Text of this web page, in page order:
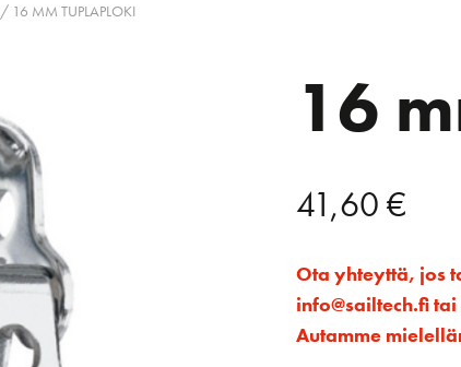
/ 16 MM TUPLAPLOKI
16
41,60€
Ota yhteyttä, jos
info@sailtech.fi
Autamme